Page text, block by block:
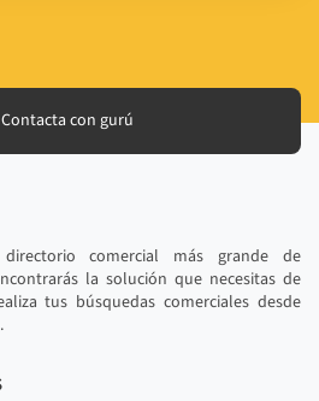
Contacta con gurú
comercial más grande de
la solución que necesitas de
tus búsquedas comerciales desde